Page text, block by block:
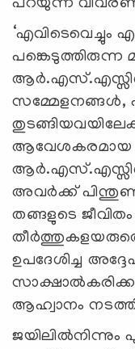
പറയുന്ന
‘എവിടെവെച്ചും
പങ്കെടുത്തിരുന്ന
ആവേശകരമായ
അവര്‍ക്ക്
തങ്ങളുടെ
ഉപദേശിച്ച
ആഹ്വാനം